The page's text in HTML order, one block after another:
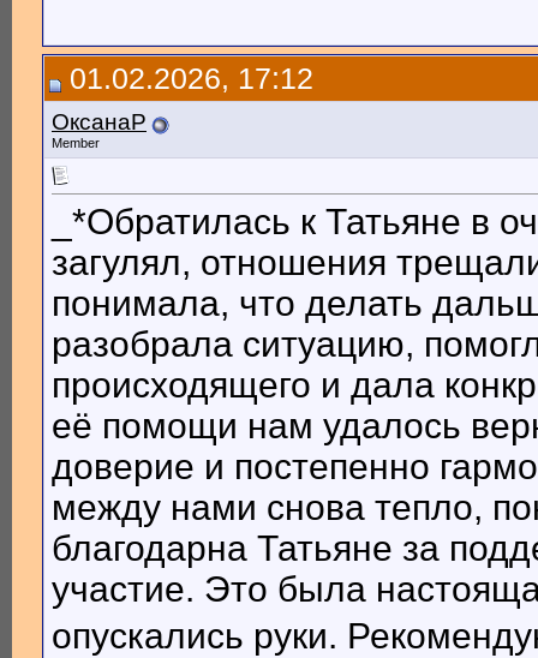
01.02.2026, 17:12
ОксанаР
Member
_*Обратилась к Татьяне в
загулял, отношения
понимала, что делать
разобрала ситуацию,
происходящего и дала
её помощи нам удалось
доверие и постепенно
между нами снова тепло,
благодарна Татьяне за
участие. Это была
опускались руки.